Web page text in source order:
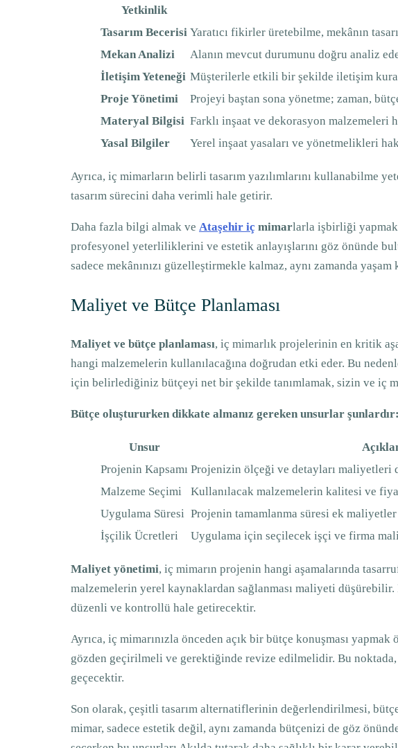
Yetkinlik
Tasarım Becerisi Yaratıcı fikirler üretebilme, mekânın
Mekan Analizi
Alanın mevcut durumunu doğru analiz
İletişim Yeteneği Müşterilerle etkili bir şekilde iletişim
Proje Yönetimi
Projeyi baştan sona yönetme; zaman,
Materyal Bilgisi Farklı inşaat ve dekorasyon malzemeleri
Yasal Bilgiler
Yerel inşaat yasaları ve yönetmelikleri
Ayrıca, iç mimarların belirli tasarım yazılımlarını kullanabilme
tasarım sürecini daha verimli hale getirir.
Daha fazla bilgi almak ve Ataşehir iç mimarlarla işbirliği
profesyonel yeterliliklerini ve estetik anlayışlarını göz önünde
sadece mekânınızı güzelleştirmekle kalmaz, aynı zamanda yaşam
Maliyet ve Bütçe Planlaması
Maliyet ve bütçe planlaması, iç mimarlık projelerinin en kritik
hangi malzemelerin kullanılacağına doğrudan etki eder. Bu
için belirlediğiniz bütçeyi net bir şekilde tanımlamak, sizin ve iç
Bütçe oluştururken dikkate almanız gereken unsurlar şunlardır:
Unsur
Projenin Kapsamı Projenizin ölçeği ve detayları maliyetleri
Malzeme Seçimi
Kullanılacak malzemelerin kalitesi ve
Uygulama Süresi Projenin tamamlanma süresi ek
İşçilik Ücretleri
Uygulama için seçilecek işçi ve firma
Maliyet yönetimi, iç mimarın projenin hangi aşamalarında
malzemelerin yerel kaynaklardan sağlanması maliyeti
düzenli ve kontrollü hale getirecektir.
Ayrıca, iç mimarınızla önceden açık bir bütçe konuşması
gözden geçirilmeli ve gerektiğinde revize edilmelidir. Bu
geçecektir.
Son olarak, çeşitli tasarım alternatiflerinin değerlendirilmesi,
mimar, sadece estetik değil, aynı zamanda bütçenizi de göz